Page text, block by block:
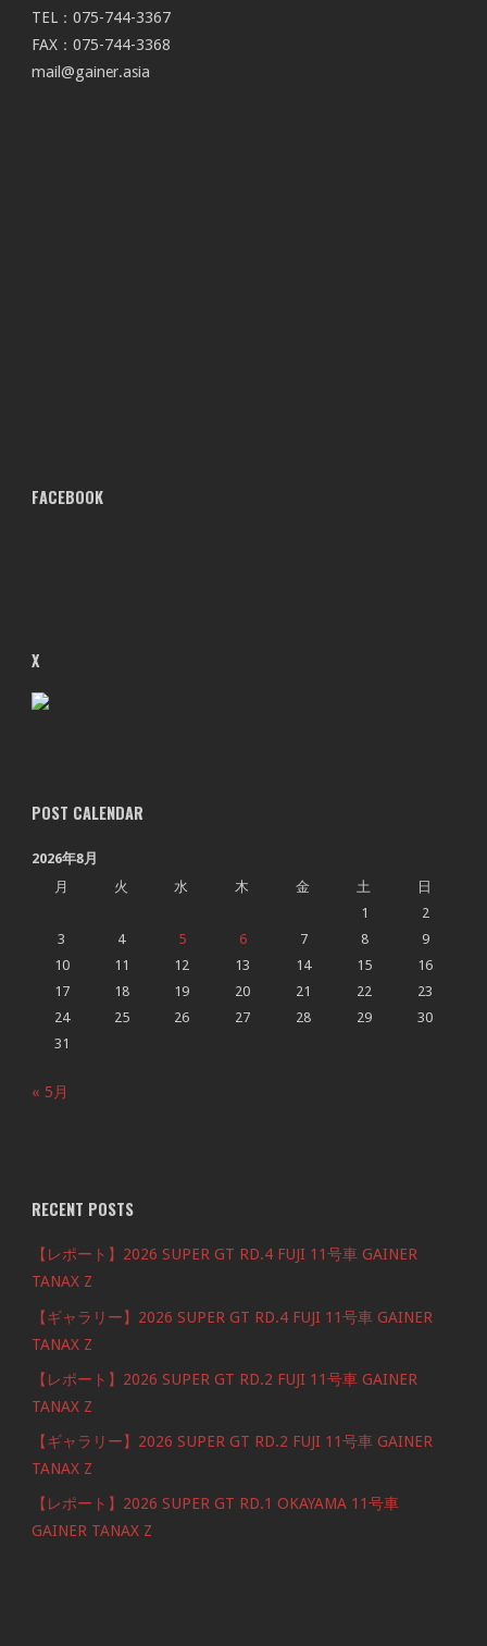
TEL：075-744-3367
FAX：075-744-3368
mail@gainer.asia
FACEBOOK
X
POST CALENDAR
2026年8月
月
火 水 木 金 土
日
1
2
3
4 5 6 7 8
9
10
11 12 13 14 15
16
17
18 19 20 21 22
23
24
25 26 27 28 29
30
31
« 5月
RECENT POSTS
【レポート】2026 SUPER GT RD.4 FUJI 11号車 GAINER
TANAX Z
【ギャラリー】2026 SUPER GT RD.4 FUJI 11号車 GAINER
TANAX Z
【レポート】2026 SUPER GT RD.2 FUJI 11号車 GAINER
TANAX Z
【ギャラリー】2026 SUPER GT RD.2 FUJI 11号車 GAINER
TANAX Z
【レポート】2026 SUPER GT RD.1 OKAYAMA 11号車
GAINER TANAX Z